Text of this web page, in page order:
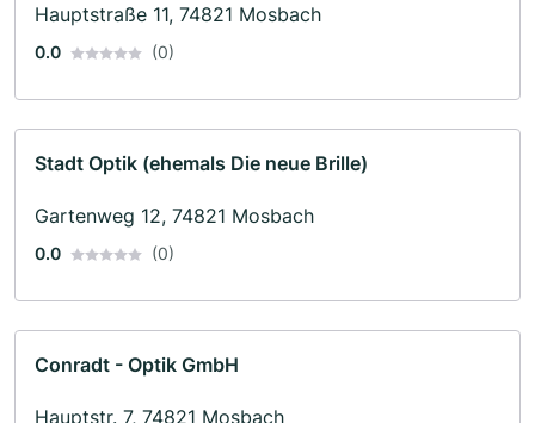
Hauptstraße 11, 74821 Mosbach
0.0 (0)
Stadt Optik (ehemals Die neue Brille)
Gartenweg 12, 74821 Mosbach
0.0 (0)
Conradt - Optik GmbH
Hauptstr. 7, 74821 Mosbach